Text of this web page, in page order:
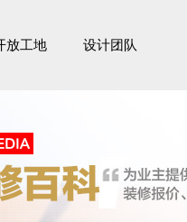
放工地 设计团队